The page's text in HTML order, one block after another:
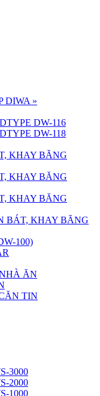
DIWA »
DW-116
DW-118
KHAY BĂNG
KHAY BĂNG
KHAY BĂNG
BÁT, KHAY BĂNG
100)
ĂN
TIN
3000
2000
1000